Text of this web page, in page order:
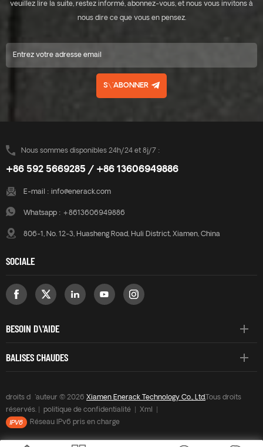
veuillez lire la suite, restez informé, abonnez-vous, et nous vous invitons à
nous dire ce que vous en pensez.
S\'ABONNER
Nous sommes disponibles 24h/24 et 8j/7 :
+86 592 5669285 / +86 13606949886
E-mail : info@enerack.com
Whatsapp : +8613606949886
806-1, No. 12-3, Huasheng Road, Huli District, Xiamen, China
SOCIALE
BESOIN D\'AIDE
BALISES CHAUDES
droits d\'auteur © 2026 Xiamen Enerack Technology Co., Ltd.Tous droits
réservés. |
politique de confidentialité Xml
Réseau IPv6 pris en charge